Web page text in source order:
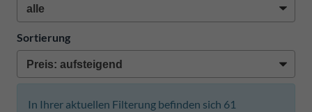
Sortierung
In Ihrer aktuellen Filterung befinden sich 61